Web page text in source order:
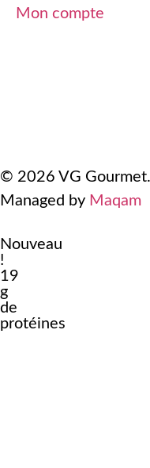
Mon compte
© 2026 VG
Managed by Maqam
Nouveau
!
19
g
de
protéines